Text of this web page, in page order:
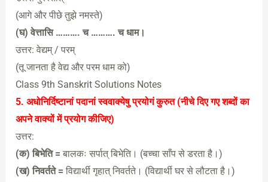
(आगे और पीछे तुझे नमस्ते)
(घ) वेत्तासि ………. च ………. च धाम।
उत्तर: वेद्यम् / परम्
(तू जानता है वेद्य और परम धाम को)
Class 9th Sanskrit Solutions Notes
5. अधोनिर्दिष्टानां पदानां स्ववाक्येषु प्रयोगं कुरुत (नीचे दिए गए शब्दों का
अपने वाक्यों में प्रयोग कीजिए)
उत्तर:
(क) बिभेति = बालकः सर्पात् बिभेति। (बच्चा साँप से डरता है।)
(ख) निवर्तते = विद्यार्थी गृहात् निवर्तते। (विद्यार्थी घर से लौटता है।)